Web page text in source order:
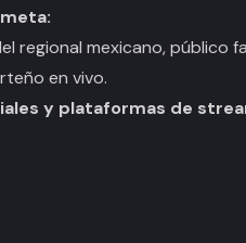
regional mexicano, público
en vivo.
y plataformas de